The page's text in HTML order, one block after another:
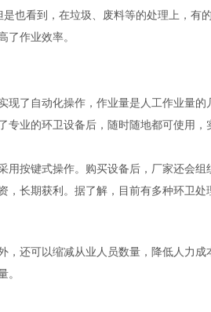
也看到，在垃圾、废料等的处理上，有
了作业效率。
了自动化操作，作业量是人工作业量的
业的环卫设备后，随时随地都可使用，
按键式操作。购买设备后，厂家还会组
，长期获利。据了解，目前有多种环卫处
，还可以缩减从业人员数量，降低人力
。